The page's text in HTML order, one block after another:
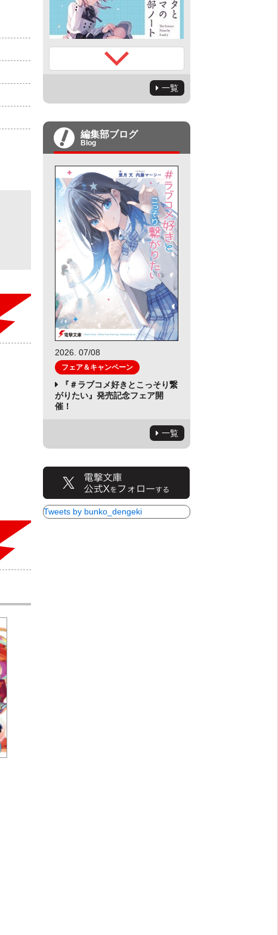
一覧
編集部ブログ
Blog
2026. 07/08
フェア＆キャンペーン
『＃ラブコメ好きとこっそり繋
がりたい』発売記念フェア開
催！
一覧
Tweets by bunko_dengeki